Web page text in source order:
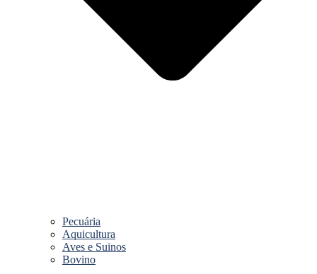
Pecuária
Aquicultura
Aves e Suinos
Bovino